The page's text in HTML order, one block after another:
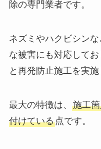
除の専門業者です。
ネズミやハクビシン
な被害にも対応して
と再発防止施工を実施
最大の特徴は、 施工
付けている点です。